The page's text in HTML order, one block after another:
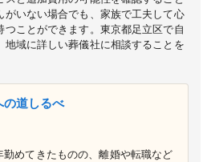
がいない場合でも、家族で工夫して心
ことができます。東京都足立区で自
地域に詳しい葬儀社に相談することを
の道しるべ
勤めてきたものの、離婚や転職など